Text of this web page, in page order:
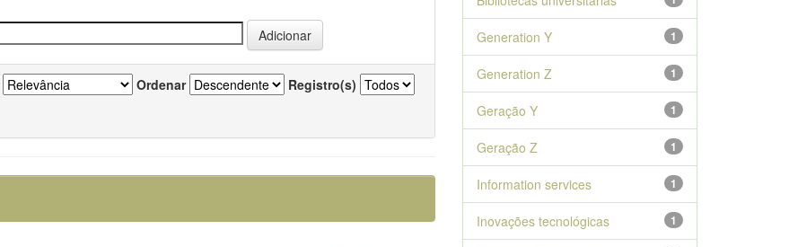
Ordenar Registro(s)
1
Generation Y
1
Generation Z
1
Geração Y
1
Geração Z
1
Information services
1
Inovações tecnológicas